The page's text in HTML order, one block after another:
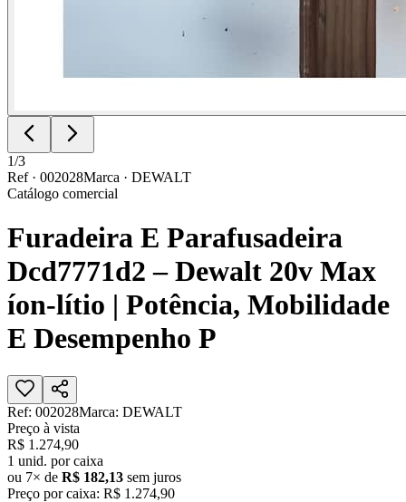
1/3
Ref · 002028Marca · DEWALT
Catálogo comercial
Furadeira E Parafusadeira
Dcd7771d2 – Dewalt 20v Max
íon-lítio | Potência, Mobilidade
E Desempenho P
Ref: 002028Marca: DEWALT
Preço à vista
R$ 1.274,90
1 unid. por caixa
ou 7× de R$ 182,13 sem juros
Preço por caixa: R$ 1.274,90